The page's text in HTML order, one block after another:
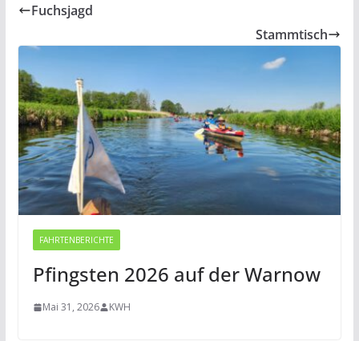
Fuchsjagd
Stammtisch
FAHRTENBERICHTE
Pfingsten 2026 auf der Warnow
Mai 31, 2026 KWH